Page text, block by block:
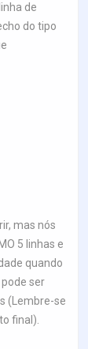
de
do tipo
mas nós
5 linhas e
quando
ser
(Lembre-se
final).